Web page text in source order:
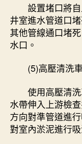
設置堵口將自
井室進水管道口
其他管線通口堵
水口。
(5)高壓清洗
使用高壓清洗
水帶伸入上游檢
方向對準管道進
對室內淤泥進行吸